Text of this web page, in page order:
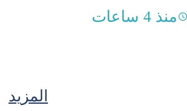
منذ 4 ساعات
المزيد